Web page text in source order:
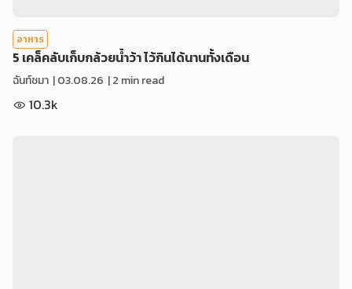
อาหาร
5 เคล็คลับเก็บกล้วยน้ำว้า ไว้กินได้นานทั้งเดือน
ฉันท์ชมา |03.08.26 | 2 min read
10.3k